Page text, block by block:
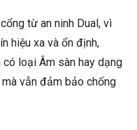
từ an ninh Dual, vì
hiệu xa và ổn định,
loại Âm sàn hay dạng
vẫn đảm bảo chống